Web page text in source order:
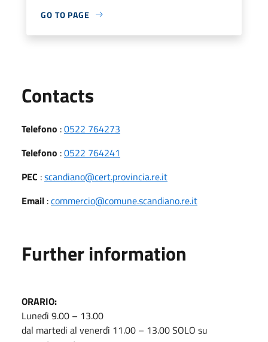
GO TO PAGE
Contacts
Telefono :0522 764273
Telefono :0522 764241
PEC :scandiano@cert.provincia.re.it
Email :commercio@comune.scandiano.re.it
Further information
ORARIO:
Lunedì 9.00 – 13.00
dal martedi al venerdì 11.00 – 13.00 SOLO su